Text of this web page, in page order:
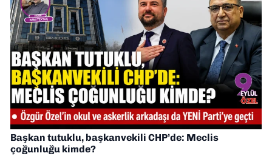
Başkan tutuklu, başkanvekili CHP’de: Meclis
çoğunluğu kimde?